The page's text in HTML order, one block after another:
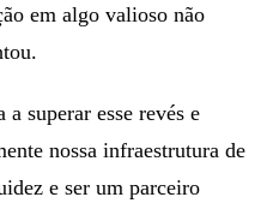
em algo valioso não
superar esse revés e
nossa infraestrutura de
e ser um parceiro